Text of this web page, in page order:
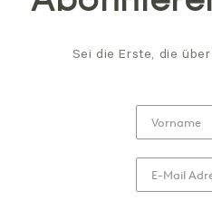
Sei die Erste, die